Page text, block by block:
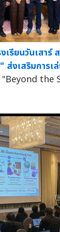
รียนวันเสาร์
งเสริมการเ
the